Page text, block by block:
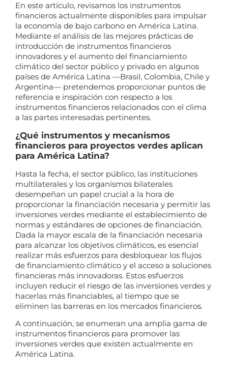
En este artículo, revisamos los instrumentos
financieros actualmente disponibles para impulsar
la economía de bajo carbono en América Latina.
Mediante el análisis de las mejores prácticas de
introducción de instrumentos financieros
innovadores y el aumento del financiamiento
climático del sector público y privado en algunos
países de América Latina —Brasil, Colombia, Chile y
Argentina— pretendemos proporcionar puntos de
referencia e inspiración con respecto a los
instrumentos financieros relacionados con el clima
a las partes interesadas pertinentes.
¿Qué instrumentos y mecanismos
financieros para proyectos verdes aplican
para América Latina?
Hasta la fecha, el sector público, las instituciones
multilaterales y los organismos bilaterales
desempeñan un papel crucial a la hora de
proporcionar la financiación necesaria y permitir las
inversiones verdes mediante el establecimiento de
normas y estándares de opciones de financiación.
Dada la mayor escala de la financiación necesaria
para alcanzar los objetivos climáticos, es esencial
realizar más esfuerzos para desbloquear los flujos
de financiamiento climático y el acceso a soluciones
financieras más innovadoras. Estos esfuerzos
incluyen reducir el riesgo de las inversiones verdes y
hacerlas más financiables, al tiempo que se
eliminen las barreras en los mercados financieros.
A continuación, se enumeran una amplia gama de
instrumentos financieros para promover las
inversiones verdes que existen actualmente en
América Latina.